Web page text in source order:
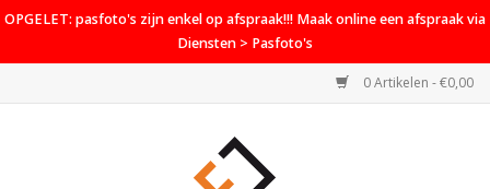
OPGELET: pasfoto's zijn enkel op afspraak!!! Maak online een afspraak via
Diensten > Pasfoto's
0 Artikelen - €0,00
Home